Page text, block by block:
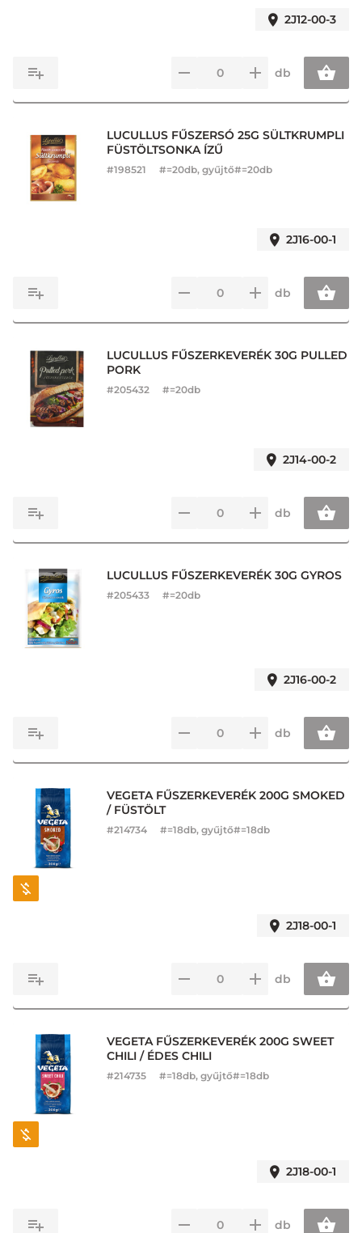
2J12-00-3
db
LUCULLUS FŰSZERSÓ 25G SÜLTKRUMPLI
FÜSTÖLTSONKA ÍZŰ
#198521 #=20db, gyűjtő#=20db
2J16-00-1
db
LUCULLUS FŰSZERKEVERÉK 30G PULLED
PORK
#205432 #=20db
2J14-00-2
db
LUCULLUS FŰSZERKEVERÉK 30G GYROS
#205433 #=20db
2J16-00-2
db
VEGETA FŰSZERKEVERÉK 200G SMOKED
/ FÜSTÖLT
#214734 #=18db, gyűjtő#=18db
2J18-00-1
db
VEGETA FŰSZERKEVERÉK 200G SWEET
CHILI / ÉDES CHILI
#214735 #=18db, gyűjtő#=18db
2J18-00-1
db